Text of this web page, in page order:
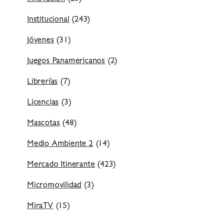
Institucional(243)
Jóvenes(31)
Juegos Panamericanos (2)
Librerías(7)
Licencias(3)
Mascotas(48)
Medio Ambiente 2(14)
Mercado Itinerante(423)
Micromovilidad(3)
MiraTV(15)